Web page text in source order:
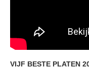
VIJF BESTE PLATEN